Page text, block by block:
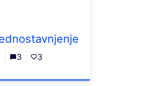
3 3